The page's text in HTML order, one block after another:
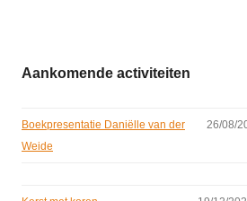
Aankomende activiteiten
Boekpresentatie Daniëlle van der
Weide
26/08/